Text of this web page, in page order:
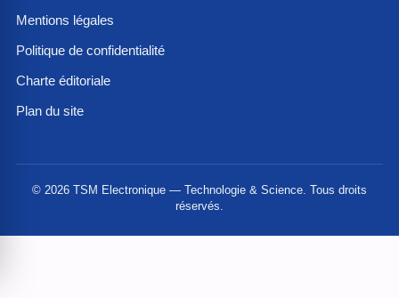
Mentions légales
Politique de confidentialité
Charte éditoriale
Plan du site
© 2026 TSM Electronique — Technologie & Science. Tous droits
réservés.